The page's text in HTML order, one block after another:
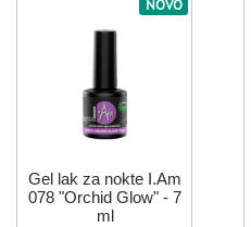
NOVO
Gel lak za nokte I.Am
078 "Orchid Glow" - 7
ml